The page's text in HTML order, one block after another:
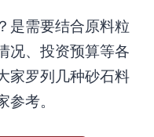
是需要结合原料粒
况、投资预算等各
家罗列几种砂石料
考。